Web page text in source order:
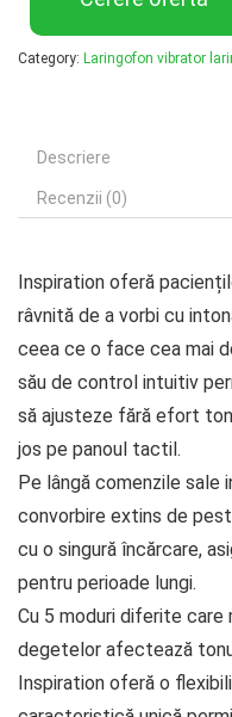
Category: Laringofon vibrator
Descriere
Recenzii (0)
Inspiration oferă
râvnită de a vorbi cu
ceea ce o face cea mai
său de control intuitiv
să ajusteze fără efort
jos pe panoul tactil.
Pe lângă comenzile sale
convorbire extins de
cu o singură încărcare,
pentru perioade lungi.
Cu 5 moduri diferite care
degetelor afectează
Inspiration oferă o